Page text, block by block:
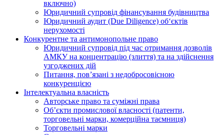
включно)
Юридичний супровід фінансування будівництва
Юридичний аудит (Due Diligence) об‘єктів
нерухомості
Конкурентне та антимонопольне право
Юридичний супровід під час отримання дозволів
АМКУ на концентрацію (злиття) та на здійснення
узгоджених дій
Питання, пов’язані з недобросовісною
конкуренцією
Інтелектуальна власність
Авторське право та суміжні права
Oб’єкти промислової власності (патенти,
торговельні марки, комерційна таємниця)
Торговельні марки